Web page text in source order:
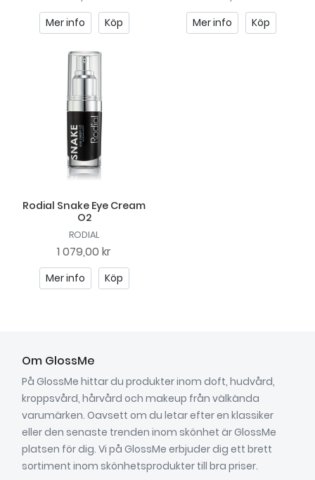
Mer info Köp Mer info Köp
Rodial Snake Eye Cream
O2
RODIAL
1 079,00 kr
Mer info Köp
Om GlossMe
På GlossMe hittar du produkter inom doft, hudvård,
kroppsvård, hårvård och makeup från välkända
varumärken. Oavsett om du letar efter en klassiker
eller den senaste trenden inom skönhet är GlossMe
platsen för dig. Vi på GlossMe erbjuder dig ett brett
sortiment inom skönhetsprodukter till bra priser.